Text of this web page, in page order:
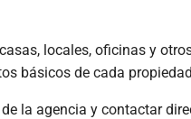
locales, oficinas y
básicos de cada
la agencia y contactar